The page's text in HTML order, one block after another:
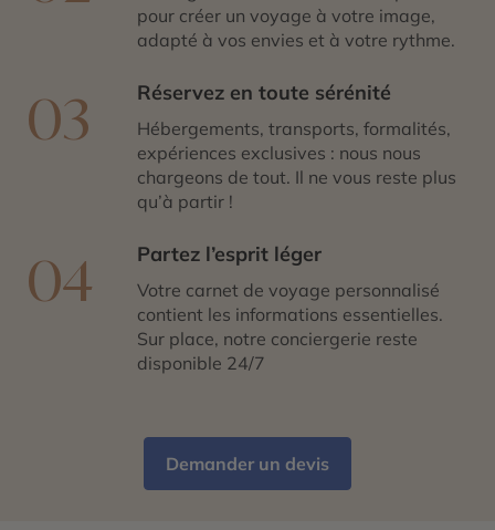
pour créer un voyage à votre image,
adapté à vos envies et à votre rythme.
03 Réservez en toute sérénité
Hébergements, transports, formalités,
expériences exclusives : nous nous
chargeons de tout. Il ne vous reste plus
qu’à partir !
04 Partez l’esprit léger
Votre carnet de voyage personnalisé
contient les informations essentielles.
Sur place, notre conciergerie reste
disponible 24/7
Demander un devis